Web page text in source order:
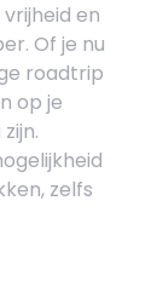
en
Of je nu
roadtrip
op je
zelfs